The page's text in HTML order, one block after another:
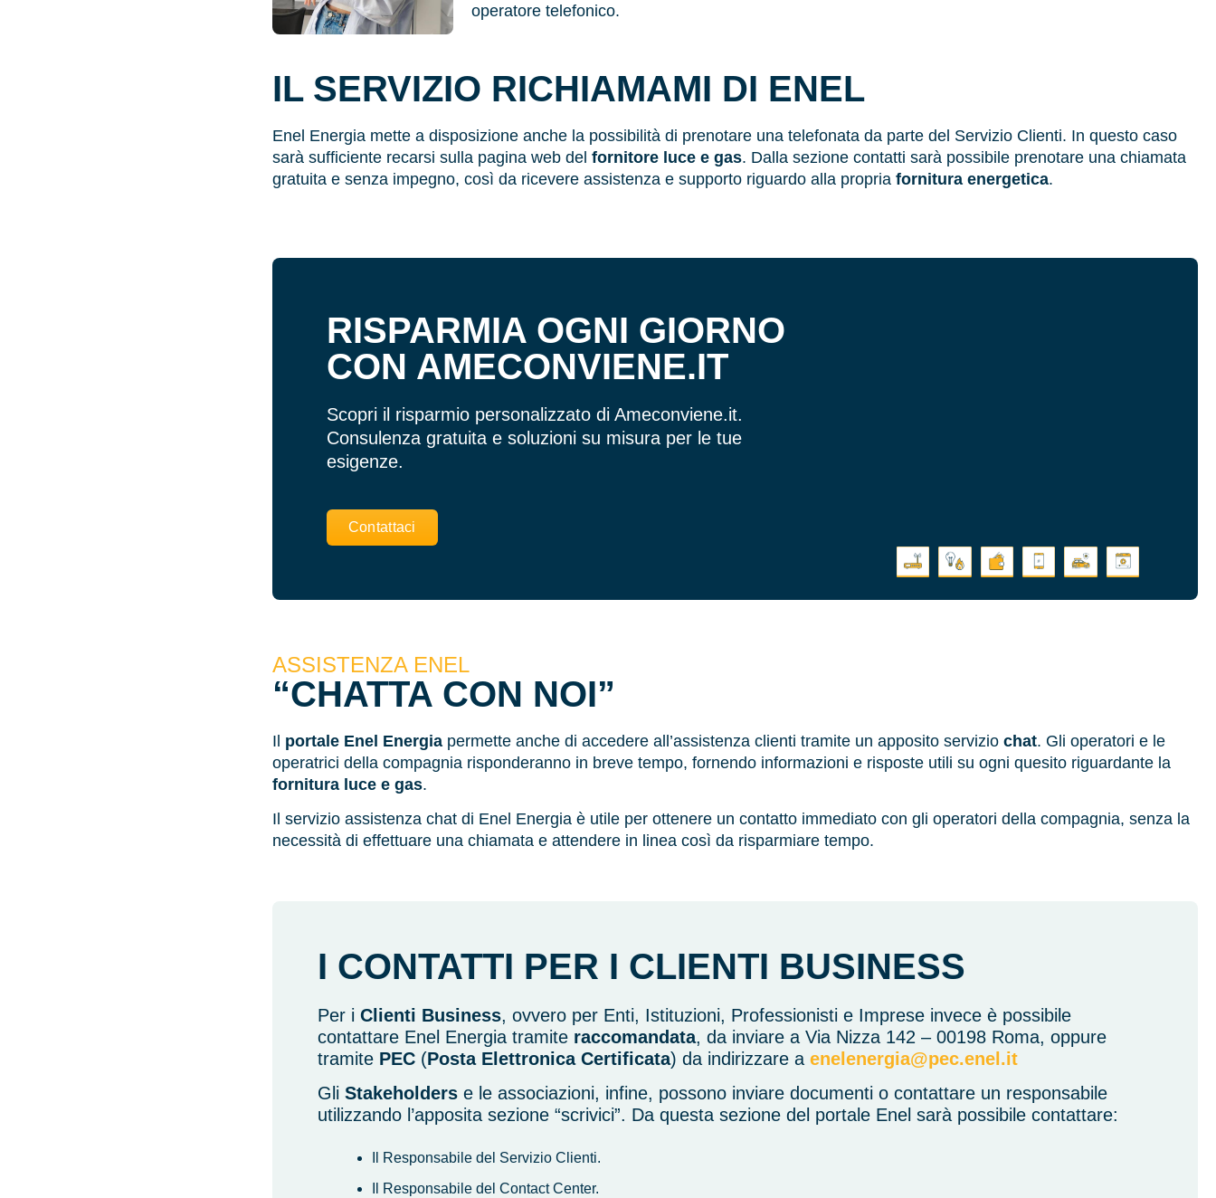
operatore telefonico.
IL SERVIZIO RICHIAMAMI DI ENEL
Enel Energia mette a disposizione anche la possibilità di prenotare una telefonata da parte del Servizio Clienti. In questo caso
sarà sufficiente recarsi sulla pagina web del fornitore luce e gas. Dalla sezione contatti sarà possibile prenotare una chiamata
gratuita e senza impegno, così da ricevere assistenza e supporto riguardo alla propria fornitura energetica.
RISPARMIA OGNI GIORNO
CON AMECONVIENE.IT
Scopri il risparmio personalizzato di Ameconviene.it.
Consulenza gratuita e soluzioni su misura per le tue
esigenze.
Contattaci
ASSISTENZA ENEL
“CHATTA CON NOI”
Il portale Enel Energiapermette anche di accedere all’assistenza clienti tramite un apposito servizio chat. Gli operatori e le
operatrici della compagnia risponderanno in breve tempo, fornendo informazioni e risposte utili su ogni quesito riguardante la
fornitura luce e gas.
Il servizio assistenza chat di Enel Energia è utile per ottenere un contatto immediato con gli operatori della compagnia, senza la
necessità di effettuare una chiamata e attendere in linea così da risparmiare tempo.
I CONTATTI PER I CLIENTI BUSINESS
Per i Clienti Business, ovvero per Enti, Istituzioni, Professionisti e Imprese invece è possibile
contattare Enel Energia tramite raccomandata, da inviare a Via Nizza 142 – 00198 Roma, oppure
tramite PEC(Posta Elettronica Certificata) da indirizzare a enelenergia@pec.enel.it
Gli Stakeholderse le associazioni, infine, possono inviare documenti o contattare un responsabile
utilizzando l’apposita sezione “scrivici”. Da questa sezione del portale Enel sarà possibile contattare:
Il Responsabile del Servizio Clienti.
Il Responsabile del Contact Center.